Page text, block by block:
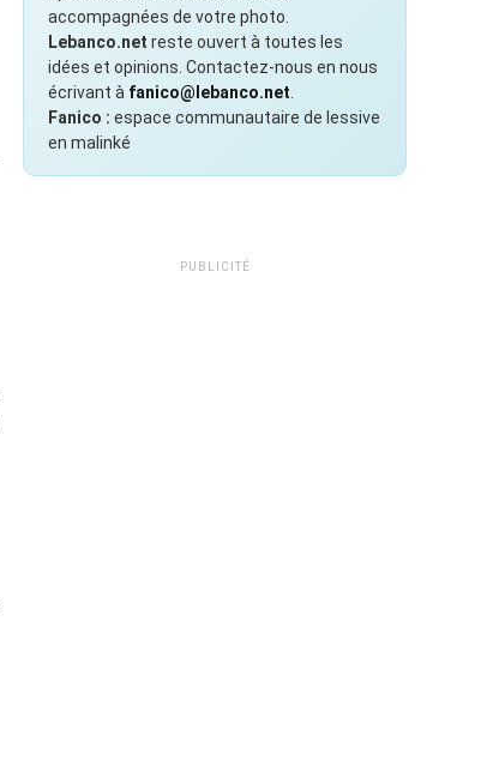
accompagnées de votre photo.
Lebanco.net reste ouvert à toutes les
idées et opinions. Contactez-nous en nous
écrivant à fanico@lebanco.net
Fanico : espace communautaire de lessive
en malinké
PUBLICITÉ